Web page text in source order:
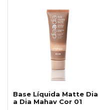
Base Líquida Matte Dia
a Dia Mahav Cor 01